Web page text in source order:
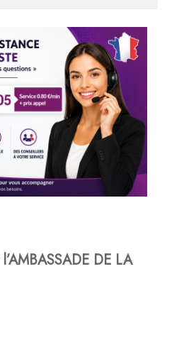
l’AMBASSADE DE LA